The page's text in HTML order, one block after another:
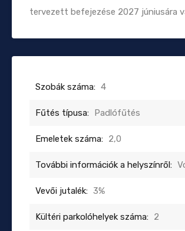
tervezett befejezése 2027 júniusára
Szobák száma: 4
Fűtés típusa: Padlófűtés
Emeletek száma: 2,0
További információk a helyszínről:
Vevői jutalék: 3%
Kültéri parkolóhelyek száma: 2